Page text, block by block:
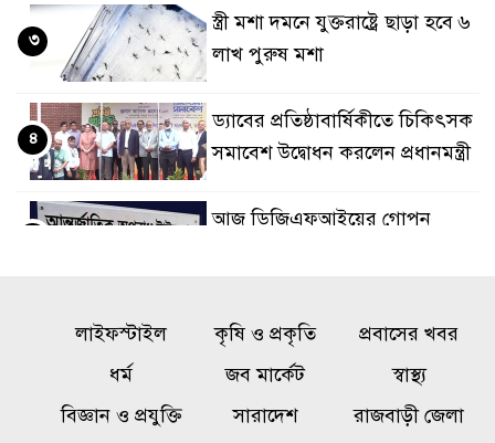
স্ত্রী মশা দমনে যুক্তরাষ্ট্রে ছাড়া হবে ৬
লাখ পুরুষ মশা
৩
ড্যাবের প্রতিষ্ঠাবার্ষিকীতে চিকিৎসক
সমাবেশ উদ্বোধন করলেন প্রধানমন্ত্রী
৪
আজ ডিজিএফআইয়ের গোপন
ভারত-চীনের ওপর ১০০ শতাংশ শুল্ক
আরোপের বিল পাস যুক্তরাষ্ট্রের
সিনেটে
লাইফস্টাইল কৃষি ও প্রকৃতি
প্রবাসের খবর
ধর্ম
জব মার্কেট
স্বাস্থ্য
বিজ্ঞান ও প্রযুক্তি
সারাদেশ
রাজবাড়ী জেলা